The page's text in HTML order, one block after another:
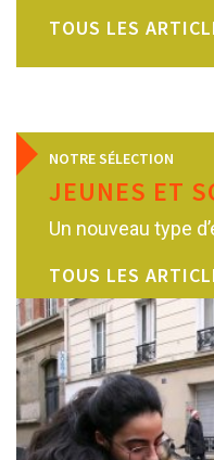
TOUS LES
NOTRE SÉLECTION
JEUNES ET
Un nouveau type
TOUS LES